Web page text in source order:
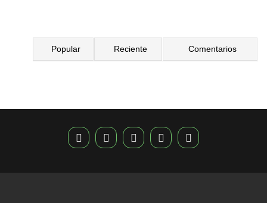
Popular Reciente Comentarios